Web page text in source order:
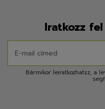
Iratkozz
Bármikor leiratkozhatsz, a